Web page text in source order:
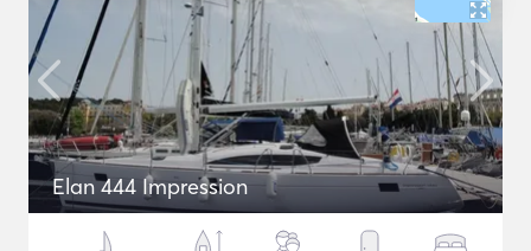
Elan 444 Impression